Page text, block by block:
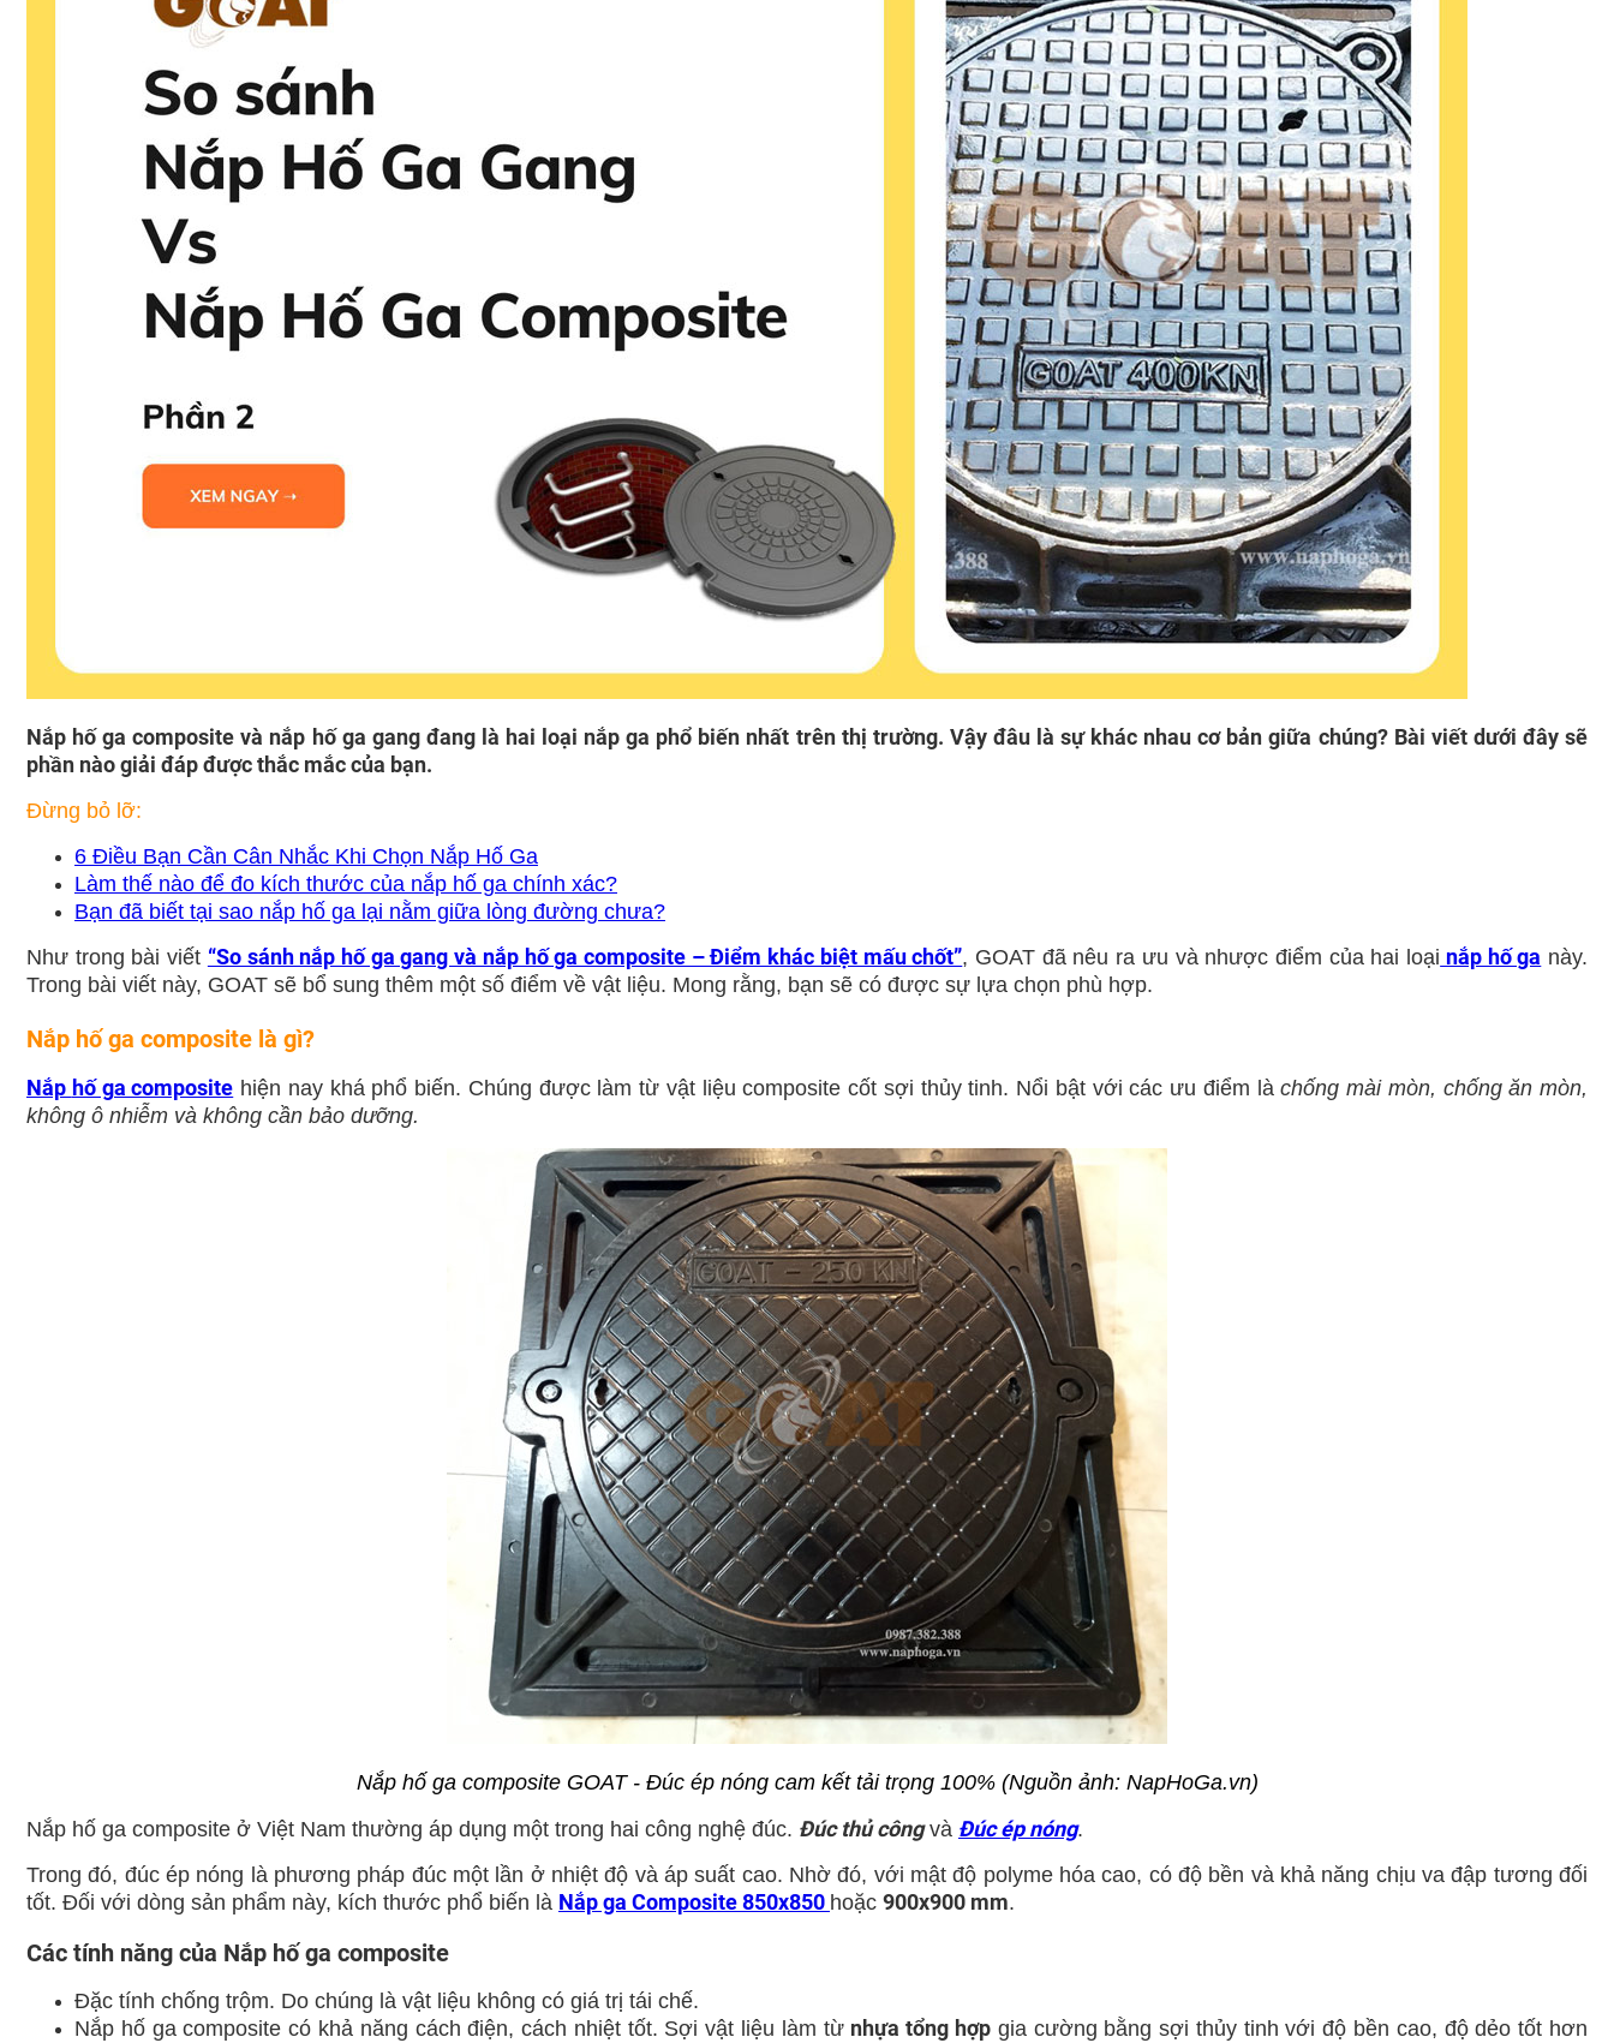
PHỄU THU NƯỚC MẶT CẦU - TẦNG HẦM - SÂN VƯỜN
Nắp hố ga composite và nắp hố ga gang đang là hai loại nắp ga phổ biến nhất trên thị trường. Vậy đâu là sự khác nhau cơ bản giữa chúng? Bài viết dưới đây sẽ
phần nào giải đáp được thắc mắc của bạn.
Đừng bỏ lỡ:
6 Điều Bạn Cần Cân Nhắc Khi Chọn Nắp Hố Ga
Làm thế nào để đo kích thước của nắp hố ga chính xác?
Bạn đã biết tại sao nắp hố ga lại nằm giữa lòng đường chưa?
Như trong bài viết “So sánh nắp hố ga gang và nắp hố ga composite – Điểm khác biệt mấu chốt”, GOAT đã nêu ra ưu và nhược điểm của hai loại nắp hố ga này.
Trong bài viết này, GOAT sẽ bổ sung thêm một số điểm về vật liệu. Mong rằng, bạn sẽ có được sự lựa chọn phù hợp.
Nắp hố ga composite là gì?
Nắp hố ga composite hiện nay khá phổ biến. Chúng được làm từ vật liệu composite cốt sợi thủy tinh. Nổi bật với các ưu điểm làchống mài mòn, chống ăn mòn,
không ô nhiễm và không cần bảo dưỡng.
Nắp hố ga composite GOAT - Đúc ép nóng cam kết tải trọng 100% (Nguồn ảnh: NapHoGa.vn)
Nắp hố ga composite ở Việt Nam thường áp dụng một trong hai công nghệ đúc. Đúc thủ côngvà Đúc ép nóng.
Trong đó, đúc ép nóng là phương pháp đúc một lần ở nhiệt độ và áp suất cao. Nhờ đó, với mật độ polyme hóa cao, có độ bền và khả năng chịu va đập tương đối
tốt. Đối với dòng sản phẩm này, kích thước phổ biến là Nắp ga Composite 850x850 hoặc 900x900 mm.
Các tính năng của Nắp hố ga composite
Đặc tính chống trộm. Do chúng là vật liệu không có giá trị tái chế.
Nắp hố ga composite có khả năng cách điện, cách nhiệt tốt. Sợi vật liệu làm từ nhựa tổng hợpgia cường bằng sợi thủy tinh với độ bền cao, độ dẻo tốt hơn